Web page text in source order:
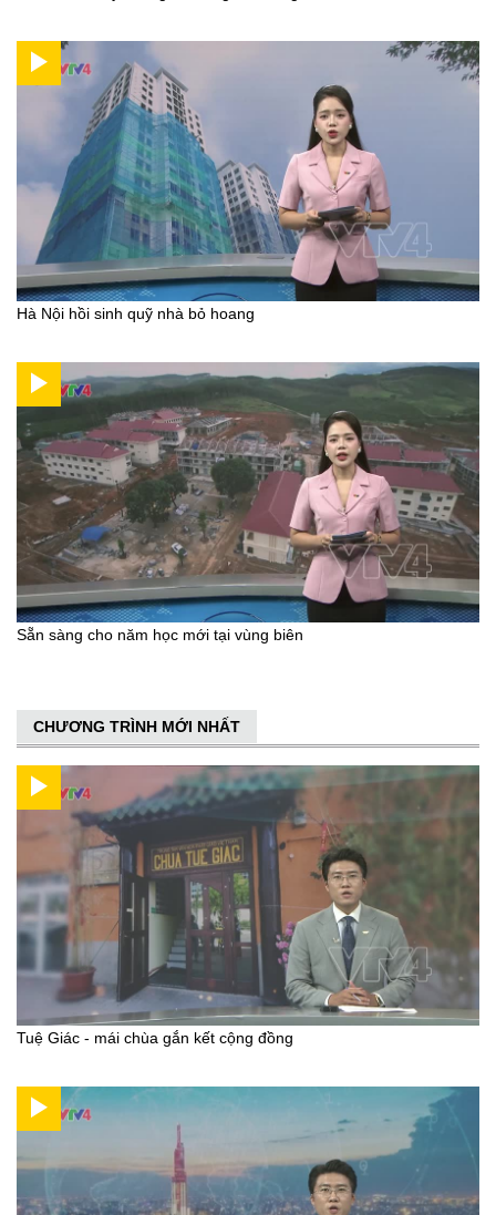
Hà Nội hồi sinh quỹ nhà bỏ hoang
Sẵn sàng cho năm học mới tại vùng biên
CHƯƠNG TRÌNH MỚI NHẤT
Tuệ Giác - mái chùa gắn kết cộng đồng